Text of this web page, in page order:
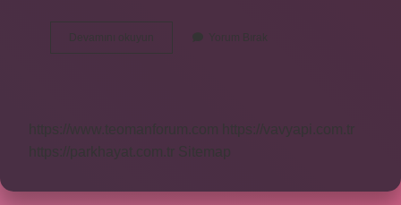
Devamını okuyun
Santrallerde
Yorum Bırak
https://www.teomanforum.com
https://vavyapi.com.tr
https://parkhayat.com.tr
Sitemap